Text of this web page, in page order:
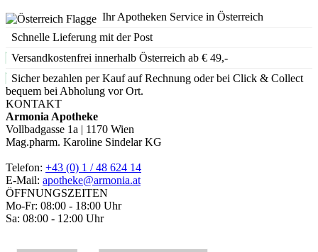
Ihr Apotheken Service in Österreich
Schnelle Lieferung mit der Post
Versandkostenfrei innerhalb Österreich ab € 49,-
Sicher bezahlen per Kauf auf Rechnung oder bei Click & Collect
bequem bei Abholung vor Ort.
KONTAKT
Armonia Apotheke
Vollbadgasse 1a | 1170 Wien
Mag.pharm. Karoline Sindelar KG
Telefon: +43 (0) 1 / 48 624 14
E-Mail: apotheke@armonia.at
ÖFFNUNGSZEITEN
Mo-Fr: 08:00 - 18:00 Uhr
Sa: 08:00 - 12:00 Uhr